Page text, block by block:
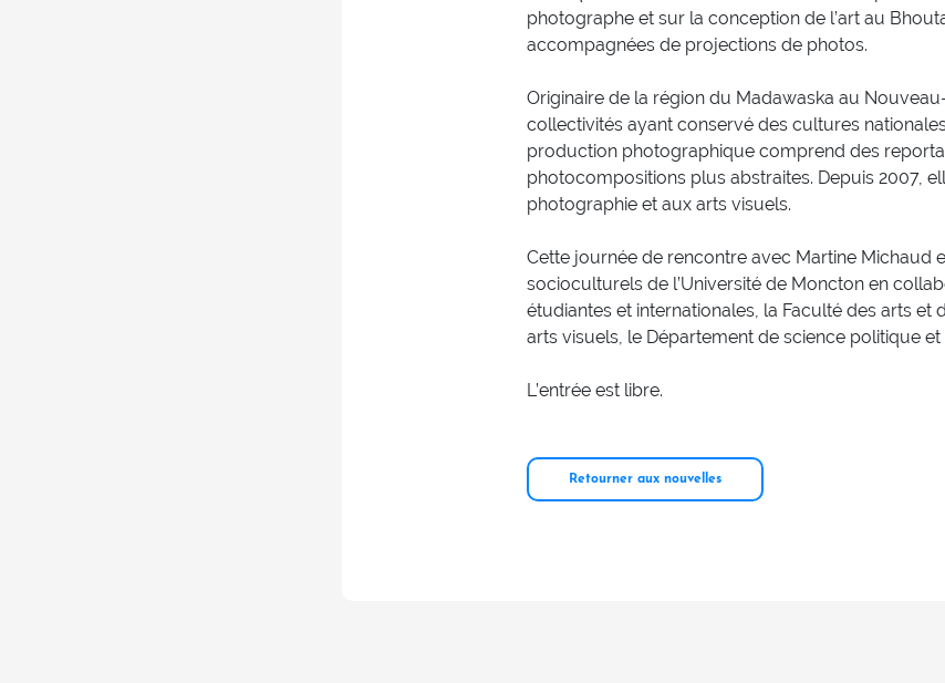
photographe et sur la conception de l’art au
accompagnées de projections de photos.
Originaire de la région du Madawaska au
collectivités ayant conservé des cultures
production photographique comprend des
photocompositions plus abstraites. Depuis 2007,
photographie et aux arts visuels.
Cette journée de rencontre avec Martine Michaud
socioculturels de l’Université de Moncton en
étudiantes et internationales, la Faculté des arts et
arts visuels, le Département de science politique
L’entrée est libre.
Retourner aux nouvelles